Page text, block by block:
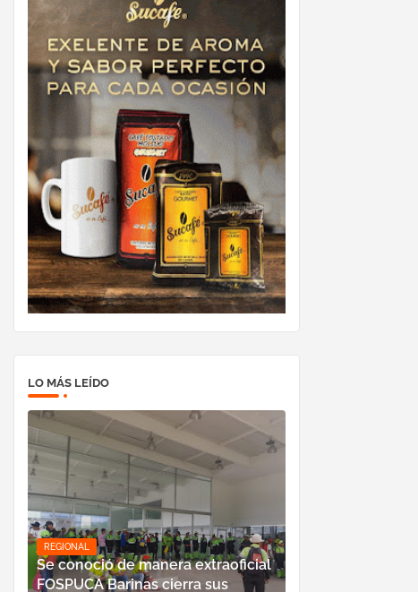
LO MÁS LEÍDO
REGIONAL
Se conoció de manera extraoficial
FOSPUCA Barinas cierra sus